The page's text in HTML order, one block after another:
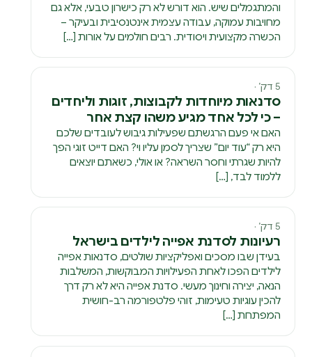
והמתגמלים שיש. הוא דורש לא רק כישרון טבעי, אלא גם
מחויבות עמוקה, עבודה עצמית אינטנסיבית ובעיקר –
הכשרה מקצועית ויסודית. רבים חולמים על אורות […]
5 דק׳ ·
סדנאות מיוחדות לקבוצות, זוגות וליחדים
– כי לכל אחד מגיע משהו קצת אחר
האם אי פעם הרגשתם שפעילות גיבוש לעובדים שלכם
היא רק “עוד יום” שצריך לסמן עליו וי? האם דייט זוגי הפך
להיות שגרתי וחסר השראה? או אולי, כשאתם יוצאים
ללמוד לבד, […]
5 דק׳ ·
רעיונות לסדנת אפייה לילדים בישראל
בעידן שבו מסכים ואפליקציות שולטים, סדנאות אפייה
לילדים הפכו לאחת הפעילויות המבוקשות, המשלבות
הנאה, יצירה וחינוך מעשי. סדנת אפייה היא לא רק דרך
להכין עוגיות טעימות, זוהי פלטפורמה רב-חושית
המפתחת […]